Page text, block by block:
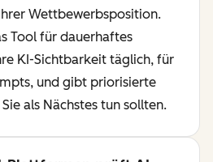
Wettbewerbsposition.
Tool für dauerhaftes
KI-Sichtbarkeit täglich, für
und gibt priorisierte
als Nächstes tun sollten.